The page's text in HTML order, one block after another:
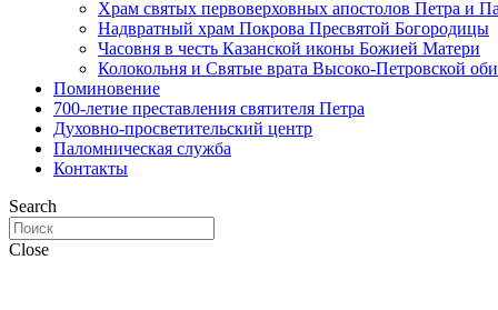
Храм святых первоверховных апостолов Петра и
Надвратный храм Покрова Пресвятой Богородицы
Часовня в честь Казанской иконы Божией Матери
Колокольня и Святые врата Высоко-Петровской
Поминовение
700-летие преставления святителя Петра
Духовно-просветительский центр
Паломническая служба
Контакты
Search
Close